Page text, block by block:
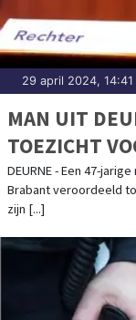
29 april 2024, 14:41
MAN UIT
TOEZICHT
DEURNE - Een 47-
Brabant veroordeeld
zijn [...]